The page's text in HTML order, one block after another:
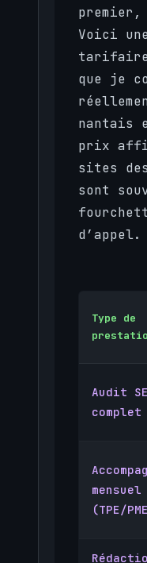
premier,
Voici
tarifaire
que je
nantais
prix
sites
sont
d’appel.
Type de
Audit
complet
mensuel
(TPE/